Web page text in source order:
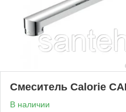
Смеситель Calorie
В наличии